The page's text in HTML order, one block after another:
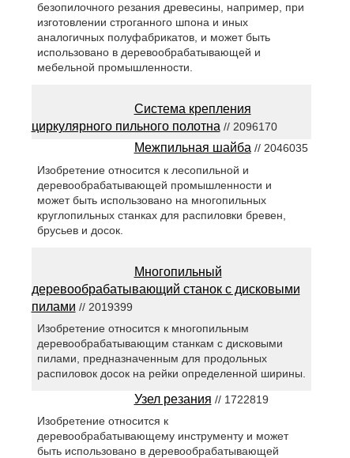
безопилочного резания древесины, например, при
изготовлении строганного шпона и иных
аналогичных полуфабрикатов, и может быть
использовано в деревообрабатывающей и
мебельной промышленности.
Система крепления
циркулярного пильного полотна// 2096170
Межпильная шайба// 2046035
Изобретение относится к лесопильной и
деревообрабатывающей промышленности и
может быть использовано на многопильных
круглопильных станках для распиловки бревен,
брусьев и досок.
Многопильный
деревообрабатывающий станок с дисковыми
пилами // 2019399
Изобретение относится к многопильным
деревообрабатывающим станкам с дисковыми
пилами, предназначенным для продольных
распиловок досок на рейки определенной ширины.
Узел резания // 1722819
Изобретение относится к
деревообрабатывающему инструменту и может
быть использовано в деревообрабатывающей